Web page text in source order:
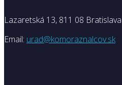
Lazaretská 13, 811 08 Bratislava
Email: urad@komoraznalcov.sk